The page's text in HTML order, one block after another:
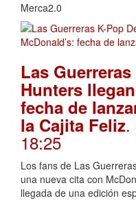
Merca2.0
Las
Hunters
fecha de
la Cajita Feliz.
18:25
Los fans de Las
una nueva cita con
llegada de una edición